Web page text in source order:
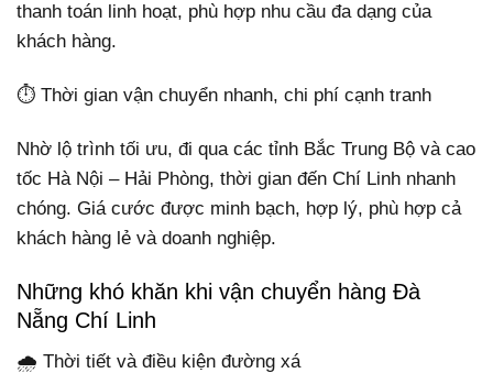
thanh toán linh hoạt, phù hợp nhu cầu đa dạng của
khách hàng.
⏱️ Thời gian vận chuyển nhanh, chi phí cạnh tranh
Nhờ lộ trình tối ưu, đi qua các tỉnh Bắc Trung Bộ và cao
tốc Hà Nội – Hải Phòng, thời gian đến Chí Linh nhanh
chóng. Giá cước được minh bạch, hợp lý, phù hợp cả
khách hàng lẻ và doanh nghiệp.
Những khó khăn khi vận chuyển hàng Đà
Nẵng Chí Linh
🌧️ Thời tiết và điều kiện đường xá